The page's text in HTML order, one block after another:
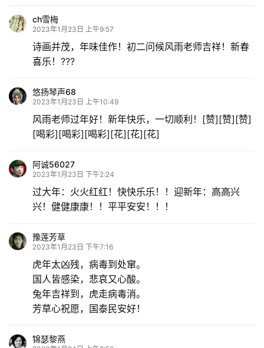
ch雪梅
2023年1月23日 上午9:57
诗画并茂，年味佳作！初二问候风雨老师吉祥！新春
喜乐！???
悠扬琴声68
2023年1月23日 上午10:49
风雨老师过年好！新年快乐，一切顺利！[赞][赞][赞]
[喝彩][喝彩][喝彩][花][花][花]
阿诚56027
2023年1月23日 下午2:24
过大年：火火红红！快快乐乐！！迎新年：高高兴
兴！健健康康！！平平安安！！！
豫莲芳草
2023年1月23日 下午7:16
虎年太凶残，病毒到处窜。
国人皆感染，悲哀又心酸。
兔年吉祥到，虎走病毒消。
芳草心祝愿，国泰民安好！
锦瑟黎燕